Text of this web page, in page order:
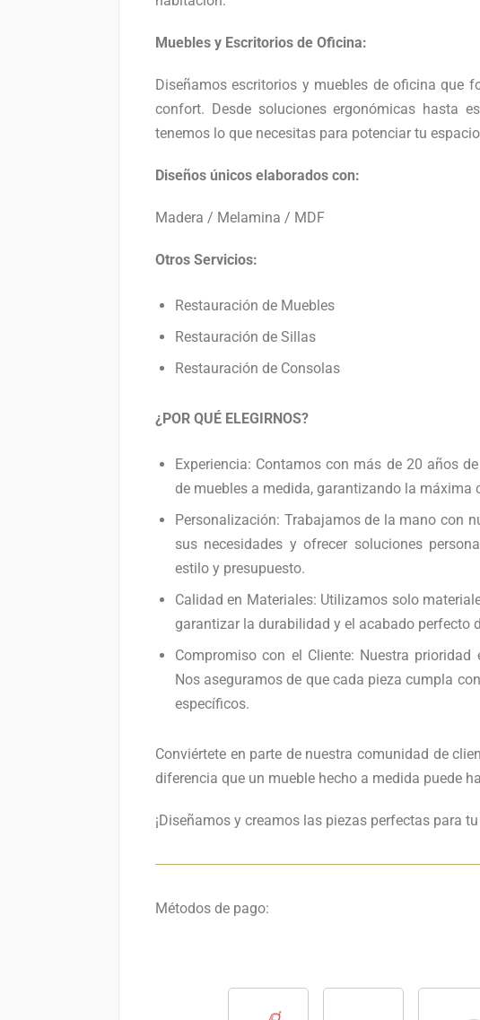
Muebles y Escritorios de Oficina:
Diseñamos escritorios y muebles de oficina que
confort. Desde soluciones ergonómicas hasta
tenemos lo que necesitas para potenciar tu
Diseños únicos elaborados con:
Madera / Melamina / MDF
Otros Servicios:
Restauración de Muebles
Restauración de Sillas
Restauración de Consolas
¿POR QUÉ ELEGIRNOS?
Experiencia: Contamos con más de 20 años
de muebles a medida, garantizando la máxima
Personalización: Trabajamos de la mano con
sus necesidades y ofrecer soluciones
estilo y presupuesto.
Calidad en Materiales: Utilizamos solo
garantizar la durabilidad y el acabado perfecto
Compromiso con el Cliente: Nuestra
Nos aseguramos de que cada pieza cumpla
específicos.
Conviértete en parte de nuestra comunidad de
diferencia que un mueble hecho a medida puede
¡Diseñamos y creamos las piezas perfectas para
Métodos de pago: